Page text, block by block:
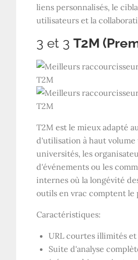
liens personnalisés, le
utilisateurs et la
3 et 3T2M
T2M est le mieux adapté
d'utilisation à haut volume
universités, les
d'événements ou les
internes où la longévité
outils en vrac comptent le
Caractéristiques:
URL courtes illimités
Suite d'analyse